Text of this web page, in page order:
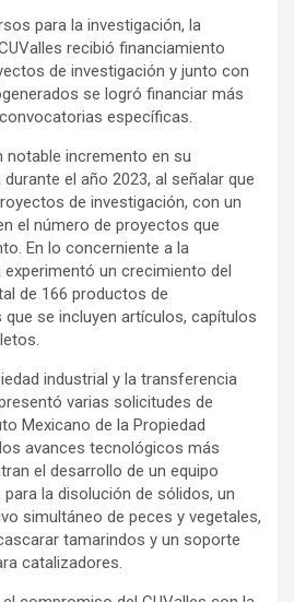
para la investigación, la
recibió financiamiento
de investigación y junto con
se logró financiar más
específicas.
notable incremento en su
el año 2023, al señalar que
de investigación, con un
el número de proyectos que
En lo concerniente a la
un crecimiento del
de 166 productos de
se incluyen artículos, capítulos
industrial y la transferencia
varias solicitudes de
Mexicano de la Propiedad
avances tecnológicos más
el desarrollo de un equipo
la disolución de sólidos, un
simultáneo de peces y vegetales,
tamarindos y un soporte
catalizadores.